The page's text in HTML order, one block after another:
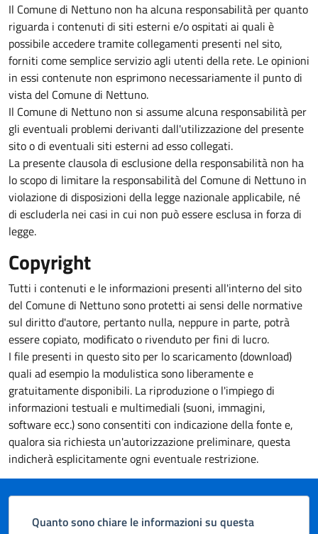
Il Comune di Nettuno non ha alcuna responsabilità per quanto
riguarda i contenuti di siti esterni e/o ospitati ai quali è
possibile accedere tramite collegamenti presenti nel sito,
forniti come semplice servizio agli utenti della rete. Le opinioni
in essi contenute non esprimono necessariamente il punto di
vista del Comune di Nettuno.
Il Comune di Nettuno non si assume alcuna responsabilità per
gli eventuali problemi derivanti dall'utilizzazione del presente
sito o di eventuali siti esterni ad esso collegati.
La presente clausola di esclusione della responsabilità non ha
lo scopo di limitare la responsabilità del Comune di Nettuno in
violazione di disposizioni della legge nazionale applicabile, né
di escluderla nei casi in cui non può essere esclusa in forza di
legge.
Copyright
Tutti i contenuti e le informazioni presenti all'interno del sito
del Comune di Nettuno sono protetti ai sensi delle normative
sul diritto d'autore, pertanto nulla, neppure in parte, potrà
essere copiato, modificato o rivenduto per fini di lucro.
I file presenti in questo sito per lo scaricamento (download)
quali ad esempio la modulistica sono liberamente e
gratuitamente disponibili. La riproduzione o l'impiego di
informazioni testuali e multimediali (suoni, immagini,
software ecc.) sono consentiti con indicazione della fonte e,
qualora sia richiesta un'autorizzazione preliminare, questa
indicherà esplicitamente ogni eventuale restrizione.
Quanto sono chiare le informazioni su questa